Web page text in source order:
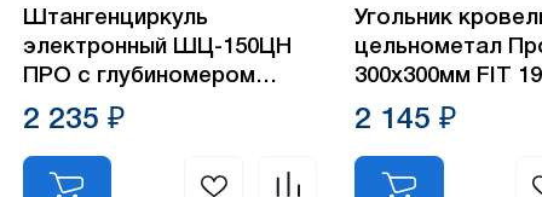
Штангенциркуль
электронный ШЦ-150ЦН
ПРО с глубиномером
Вихрь 73/11/2/3
2 235 ₽
Угольник
цельнометал
300х300мм FIT
2 145 ₽